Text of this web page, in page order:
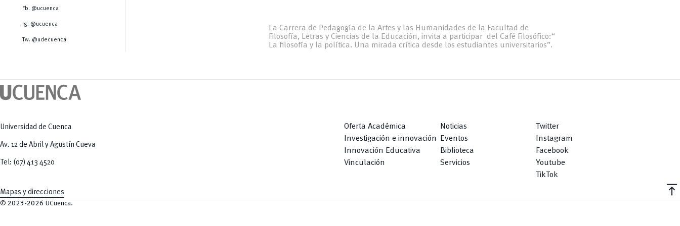
Tecnologías
Radio Universitaria
Sostenibilidad
Fb. @ucuenca
Ig. @ucuenca
Tw. @udecuenca
La Carrera de Pedagogía de la Artes y las Humanidades de la Facultad de
Filosofía, Letras y Ciencias de la Educación, invita a participar del Café Filosófico:“
La filosofía y la política. Una mirada crítica desde los estudiantes universitarios”.
Universidad de Cuenca
Av. 12 de Abril y Agustín Cueva
Tel: (07) 413 4520
Mapas y direcciones
Oferta Académica
Investigación e innovación
Innovación Educativa
Vinculación
Noticias
Eventos
Biblioteca
Servicios
Twitter
Instagram
Facebook
Youtube
TikTok
vertical_align_top
© 2023-2026 UCuenca.